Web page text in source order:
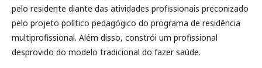
pelo residente diante das atividades profissionais preconizado
pelo projeto político pedagógico do programa de residência
multiprofissional. Além disso, constrói um profissional
desprovido do modelo tradicional do fazer saúde.